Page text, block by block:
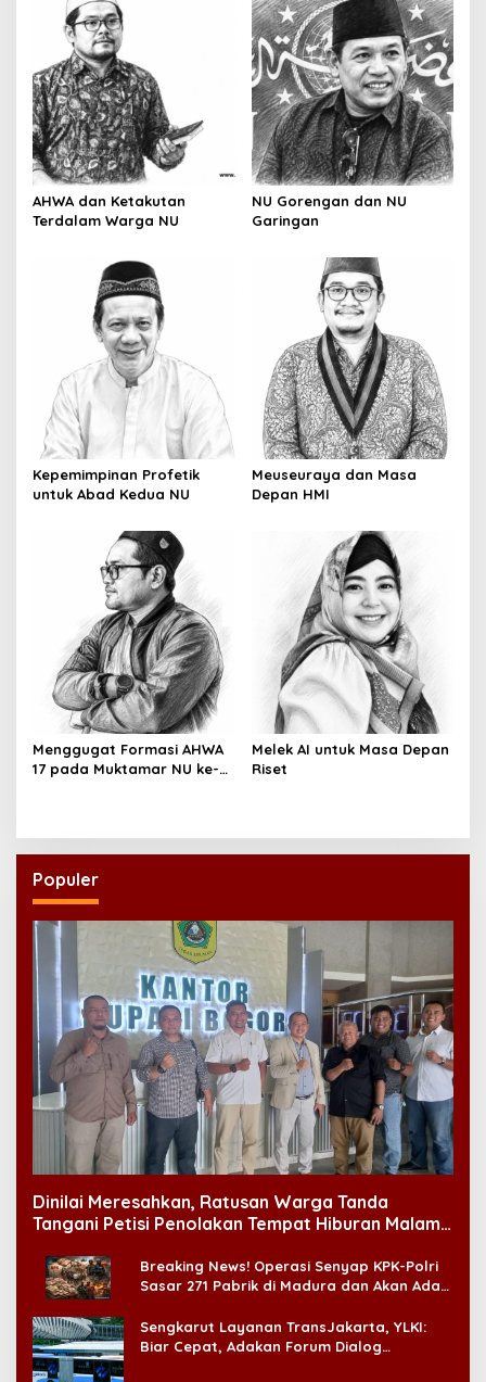
AHWA dan Ketakutan
Terdalam Warga NU
NU Gorengan dan NU
Garingan
Kepemimpinan Profetik
untuk Abad Kedua NU
Meuseuraya dan Masa
Depan HMI
Menggugat Formasi AHWA
17 pada Muktamar NU ke-
Melek AI untuk Masa Depan
Riset
Populer
Dinilai Meresahkan, Ratusan Warga Tanda
Tangani Petisi Penolakan Tempat Hiburan Malam
Breaking News! Operasi Senyap KPK-Polri
Sasar 271 Pabrik di Madura dan Akan Ada
Sengkarut Layanan TransJakarta, YLKI:
Biar Cepat, Adakan Forum Dialog